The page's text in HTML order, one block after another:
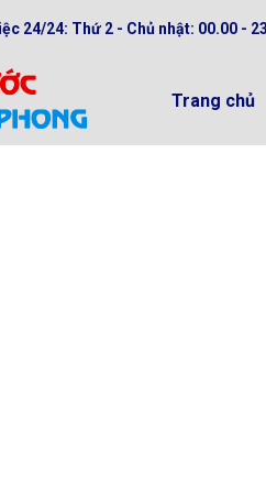
24/24: Thứ 2 - Chủ nhật: 00.00 -
Trang chủ